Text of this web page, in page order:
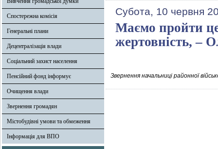
Спостережна комісія
Генеральні плани
Децентралізація влади
Соціальний захист населення
Пенсійний фонд інформує
Очищення влади
Звернення громадян
Містобудівні умови та обмеження
Інформація для ВПО
Субота, 10 червня
Маємо пройти
жертовність, –
Звернення начальниці районної